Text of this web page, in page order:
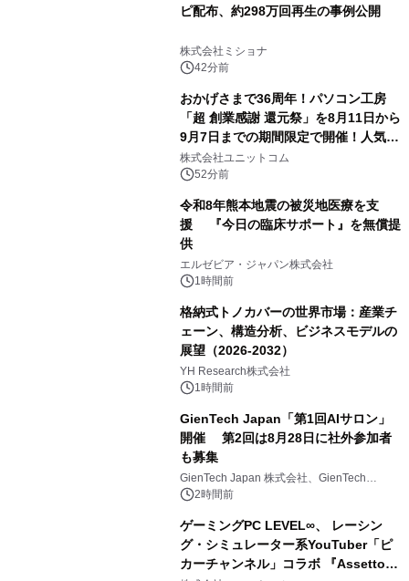
ピ配布、約298万回再生の事例公開
株式会社ミショナ
42分前
おかげさまで36周年！パソコン工房
「超 創業感謝 還元祭」を8月11日から
9月7日までの期間限定で開催！人気の
ゲーミングPCや高性能ノートPCなど
対象iiyama PCのご購入で最大3万円分
相当を還元
株式会社ユニットコム
52分前
令和8年熊本地震の被災地医療を支
援 『今日の臨床サポート』を無償提
供
エルゼビア・ジャパン株式会社
1時間前
格納式トノカバーの世界市場：産業チ
ェーン、構造分析、ビジネスモデルの
展望（2026-2032）
YH Research株式会社
1時間前
GienTech Japan「第1回AIサロン」
開催 第2回は8月28日に社外参加者
も募集
GienTech Japan 株式会社、GienTech
Consulting Japan 株式会社
2時間前
ゲーミングPC LEVEL∞、 レーシン
グ・シミュレーター系YouTuber「ピ
カーチャンネル」コラボ 『Assetto